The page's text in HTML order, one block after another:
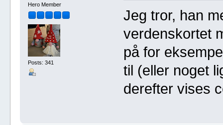
Hero Member
Posts: 341
Jeg tror, han
verdenskortet
på for
til (eller noget
derefter vises